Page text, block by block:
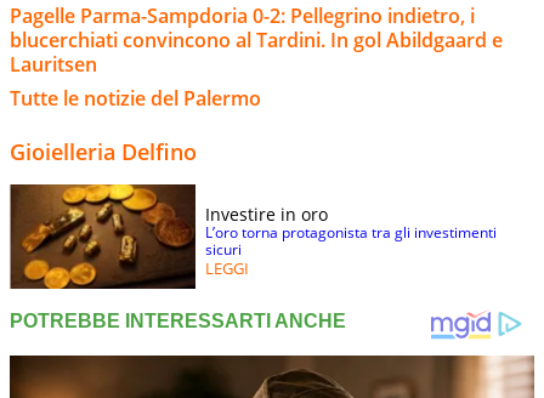
Pagelle Parma-Sampdoria 0-2: Pellegrino indietro, i
blucerchiati convincono al Tardini. In gol Abildgaard e
Lauritsen
Tutte le notizie del Palermo
Gioielleria Delfino
Investire in oro
L’oro torna protagonista tra gli investimenti
sicuri
LEGGI